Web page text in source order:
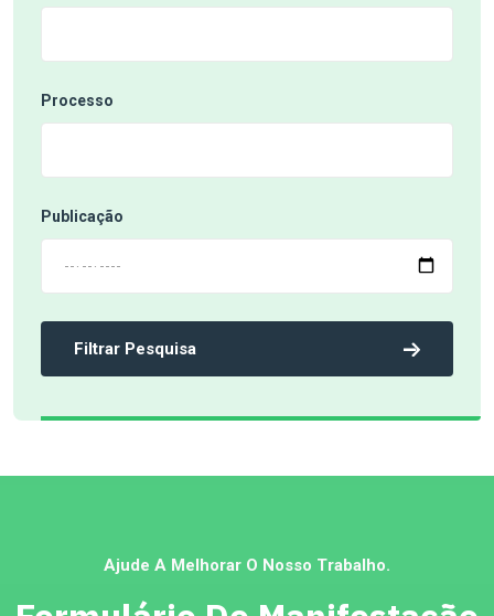
Processo
Publicação
Filtrar Pesquisa
Ajude A Melhorar O Nosso Trabalho.